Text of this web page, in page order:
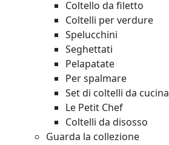
Coltello da filetto
Coltelli per verdure
Spelucchini
Seghettati
Pelapatate
Per spalmare
Set di coltelli da cucina
Le Petit Chef
Coltelli da disosso
Guarda la collezione